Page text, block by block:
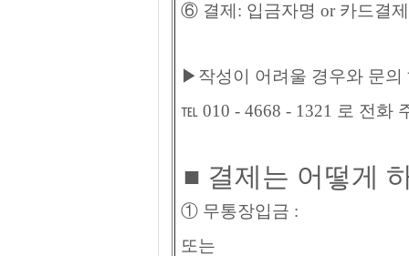
⑥ 결제: 입금자명 or 카드결제
▶작성이 어려울 경우와 문의
℡ 010 - 4668 - 1321 로 전화
■ 결제는 어떻게
① 무통장입금 :
또는